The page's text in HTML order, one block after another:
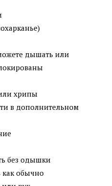
дышать или
хрипы
в дополнительном
без одышки
как обычно